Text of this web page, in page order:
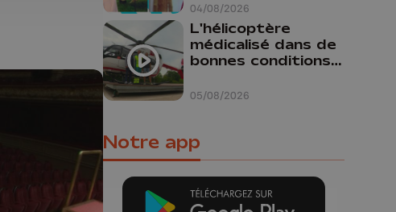
04/08/2026
05/08/2026
L'hélicoptère
médicalisé dans de
bonnes conditions à
Notre app